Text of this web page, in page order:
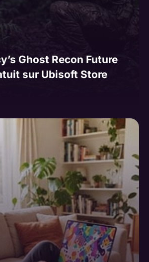
Ghost Recon Future
sur Ubisoft Store